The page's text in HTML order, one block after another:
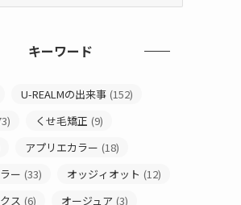
キーワード
U-REALMの出来事 (152)
くせ毛矯正 (9)
アプリエカラー (18)
ー (33) オッジィオット (12)
ス (6) オージュア (3)